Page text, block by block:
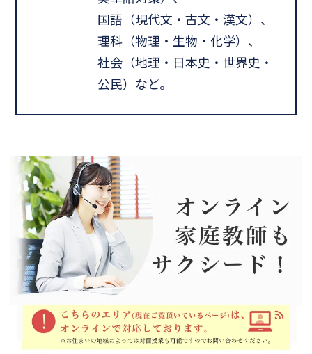
国語（現代文・古文・漢文）、
理科（物理・生物・化学）、
社会（地理・日本史・世界史・
公民）など。